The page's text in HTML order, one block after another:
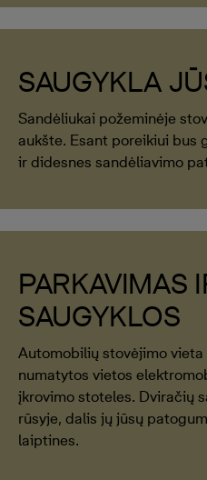
SAUGYKLA
Sandėliukai požeminėje
aukšte. Esant poreikiui
ir didesnes sandėliavimo
PARKAVIMAS
SAUGYKLOS
Automobilių stovėjimo
numatytos vietos
įkrovimo stoteles. Dviračių
rūsyje, dalis jų jūsų
laiptines.